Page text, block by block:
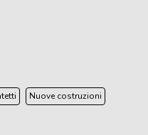
Nuove costruzioni